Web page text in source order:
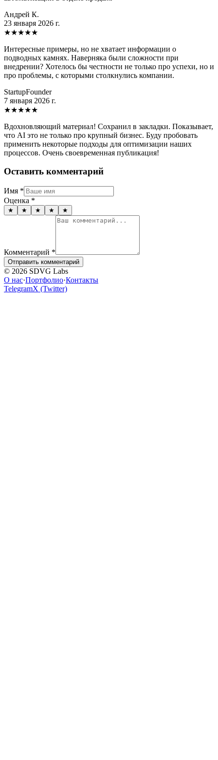
Андрей К.
23 января 2026 г.
★★★★★
Интересные примеры, но не хватает информации о
подводных камнях. Наверняка были сложности при
внедрении? Хотелось бы честности не только про успехи, но и
про проблемы, с которыми столкнулись компании.
StartupFounder
7 января 2026 г.
★★★★★
Вдохновляющий материал! Сохранил в закладки. Показывает,
что AI это не только про крупный бизнес. Буду пробовать
применить некоторые подходы для оптимизации наших
процессов. Очень своевременная публикация!
Оставить комментарий
Имя *
Оценка *
★ ★ ★ ★ ★
Комментарий *
Отправить комментарий
© 2026 SDVG Labs
О нас·Портфолио·Контакты
TelegramX (Twitter)